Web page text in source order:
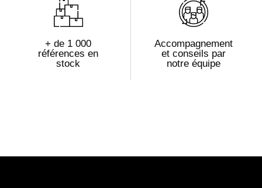
+ de 1 000
références en
stock
Accompagnement
et conseils par
notre équipe